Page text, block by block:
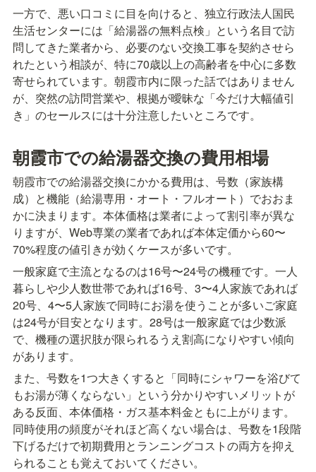
一方で、悪い口コミに目を向けると、独立行政法人国民
生活センターには「給湯器の無料点検」という名目で訪
問してきた業者から、必要のない交換工事を契約させら
れたという相談が、特に70歳以上の高齢者を中心に多数
寄せられています。朝霞市内に限った話ではありません
が、突然の訪問営業や、根拠が曖昧な「今だけ大幅値引
き」のセールスには十分注意したいところです。
朝霞市での給湯器交換の費用相場
朝霞市での給湯器交換にかかる費用は、号数（家族構
成）と機能（給湯専用・オート・フルオート）でおおま
かに決まります。本体価格は業者によって割引率が異な
りますが、Web専業の業者であれば本体定価から60〜
70%程度の値引きが効くケースが多いです。
一般家庭で主流となるのは16号〜24号の機種です。一人
暮らしや少人数世帯であれば16号、3〜4人家族であれば
20号、4〜5人家族で同時にお湯を使うことが多いご家庭
は24号が目安となります。28号は一般家庭では少数派
で、機種の選択肢が限られるうえ割高になりやすい傾向
があります。
また、号数を1つ大きくすると「同時にシャワーを浴びて
もお湯が薄くならない」という分かりやすいメリットが
ある反面、本体価格・ガス基本料金ともに上がります。
同時使用の頻度がそれほど高くない場合は、号数を1段階
下げるだけで初期費用とランニングコストの両方を抑え
られることも覚えておいてください。